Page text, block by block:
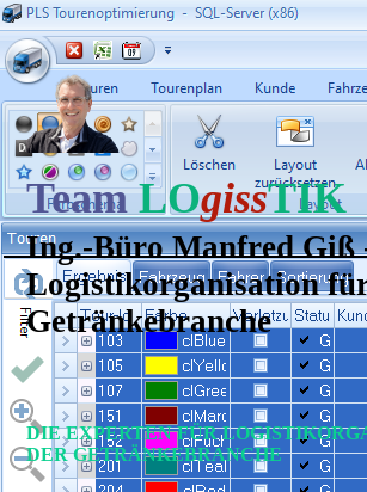
Team LOgissTIK
Ing.-Büro Manfred Giß
Logistikorganisation
Getränkebranche
DIE EXPERTEN FÜR
DER GETRÄNKEBRANCHE